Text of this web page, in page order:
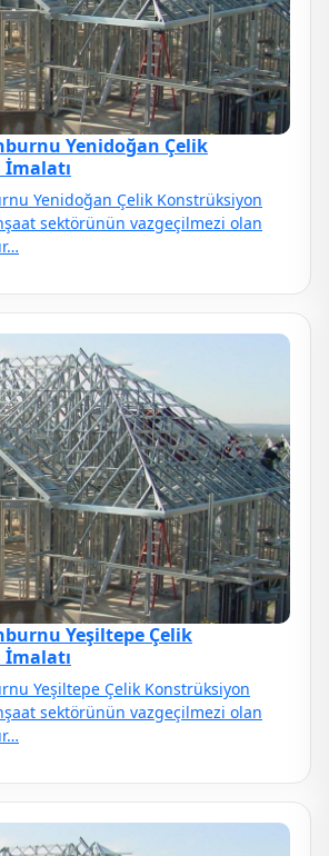
Yenidoğan Çelik
Yenidoğan Çelik Konstrüksiyon
sektörünün vazgeçilmezi olan
Yeşiltepe Çelik
Yeşiltepe Çelik Konstrüksiyon
sektörünün vazgeçilmezi olan